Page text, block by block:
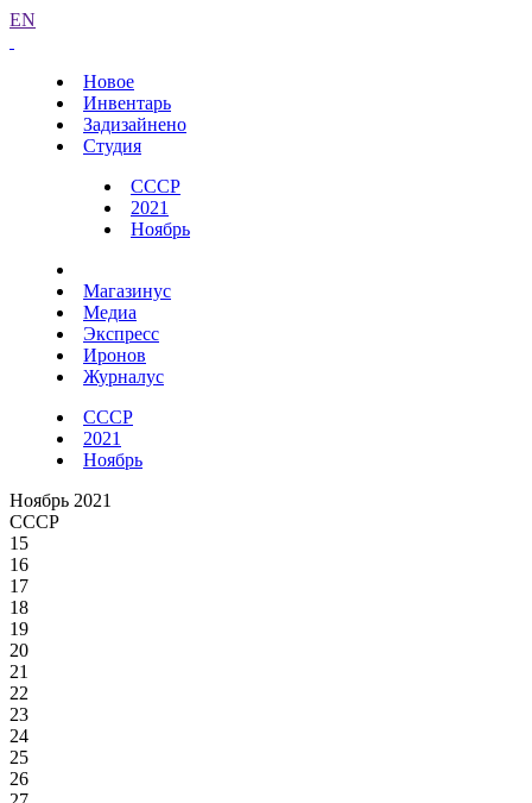
EN
Новое
Инвентарь
Задизайнено
Студия
СССР
2021
Ноябрь
Магазинус
Медиа
Экспресс
Иронов
Журналус
СССР
2021
Ноябрь
Ноябрь 2021
СССР
15
16
17
18
19
20
21
22
23
24
25
26